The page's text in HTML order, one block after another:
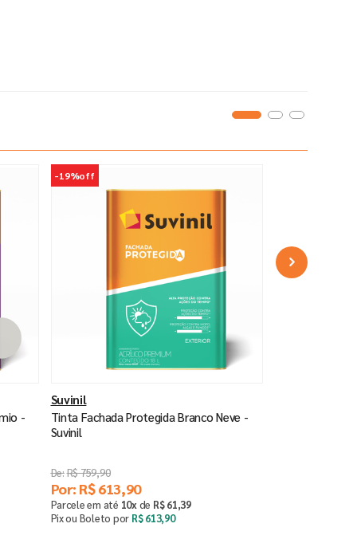
-
-19%off
Suvinil
Tinta Fachada Protegida Branco Neve -
Suvinil
R$759,90
Por: R$ 613,90
Parcele em até 10xde R$ 61,39
Pix ou Boleto por R$ 613,90